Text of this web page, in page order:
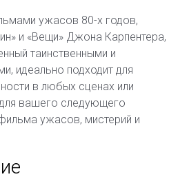
ужасов 80-х годов,
и «Вещи» Джона Карпентера,
таинственными и
идеально подходит для
в любых сценах или
вашего следующего
ужасов, мистерий и